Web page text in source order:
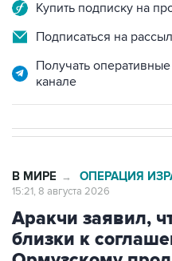
Подписаться на
Получать
Аракчи заявил,
близки к
Ормузскому